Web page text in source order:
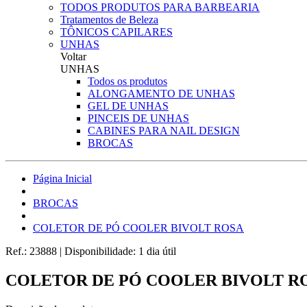
TODOS PRODUTOS PARA BARBEARIA
Tratamentos de Beleza
TÔNICOS CAPILARES
UNHAS
Voltar
UNHAS
Todos os produtos
ALONGAMENTO DE UNHAS
GEL DE UNHAS
PINCEIS DE UNHAS
CABINES PARA NAIL DESIGN
BROCAS
Página Inicial
BROCAS
COLETOR DE PÓ COOLER BIVOLT ROSA
Ref.: 23888 | Disponibilidade: 1 dia útil
COLETOR DE PÓ COOLER BIVOLT